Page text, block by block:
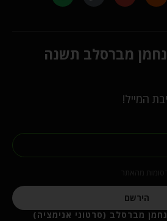
מברסלב תשנה
המייל!
הירשם
מברסלב (סרטוני אנימציה)